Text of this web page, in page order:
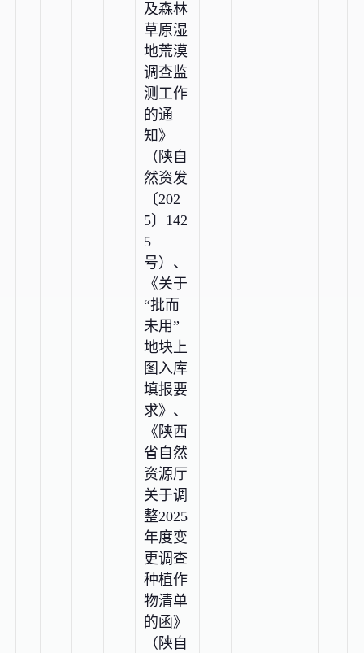
及森林
草原湿
地荒漠
调查监
测工作
的通
知》
（陕自
然资发
〔202
5〕142
5
号）、
《关于
“批而
未用”
地块上
图入库
填报要
求》、
《陕西
省自然
资源厅
关于调
整2025
年度变
更调查
种植作
物清单
的函》
（陕自